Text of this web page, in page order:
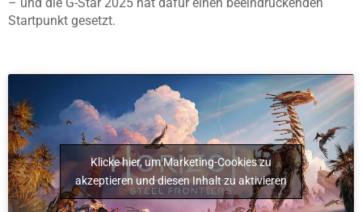
– und die G-Star 2025 hat dafür einen beeindruckenden
Startpunkt gesetzt.
Klicke hier, um Marketing-Cookies zu
akzeptieren und diesen Inhalt zu aktivieren